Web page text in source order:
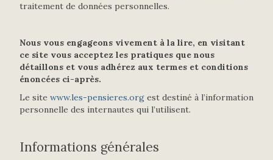
traitement de données personnelles.
Nous vous engageons vivement à la lire, en visitant
ce site vous acceptez les pratiques que nous
détaillons et vous adhérez aux termes et conditions
énoncées ci-après.
Le site www.les-pensieres.org est destiné à l’information
personnelle des internautes qui l’utilisent.
Informations générales